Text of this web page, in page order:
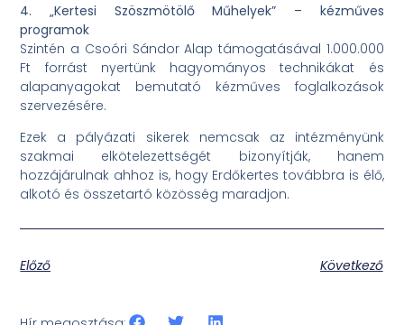
4. „Kertesi Szöszmötölő Műhelyek” – kézműves
programok
Szintén a Csoóri Sándor Alap támogatásával 1.000.000
Ft forrást nyertünk hagyományos technikákat és
alapanyagokat bemutató kézműves foglalkozások
szervezésére.
Ezek a pályázati sikerek nemcsak az intézményünk
szakmai elkötelezettségét bizonyítják, hanem
hozzájárulnak ahhoz is, hogy Erdőkertes továbbra is élő,
alkotó és összetartó közösség maradjon.
Előző Következő